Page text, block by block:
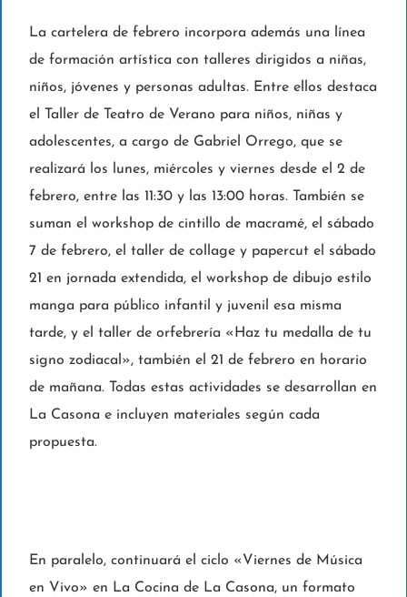
La cartelera de febrero incorpora además una línea
de formación artística con talleres dirigidos a niñas,
niños, jóvenes y personas adultas. Entre ellos destaca
el Taller de Teatro de Verano para niños, niñas y
adolescentes, a cargo de Gabriel Orrego, que se
realizará los lunes, miércoles y viernes desde el 2 de
febrero, entre las 11:30 y las 13:00 horas. También se
suman el workshop de cintillo de macramé, el sábado
7 de febrero, el taller de collage y papercut el sábado
21 en jornada extendida, el workshop de dibujo estilo
manga para público infantil y juvenil esa misma
tarde, y el taller de orfebrería «Haz tu medalla de tu
signo zodiacal», también el 21 de febrero en horario
de mañana. Todas estas actividades se desarrollan en
La Casona e incluyen materiales según cada
propuesta.
En paralelo, continuará el ciclo «Viernes de Música
en Vivo» en La Cocina de La Casona, un formato